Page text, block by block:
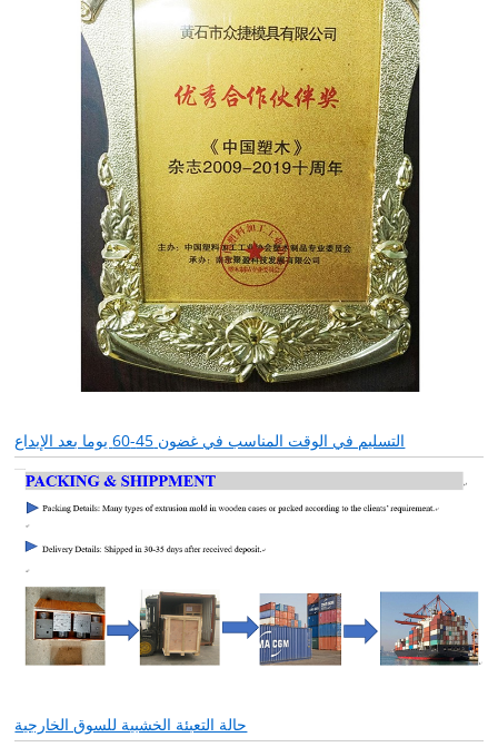
التسليم في الوقت المناسب في غضون 45-60 يوما بعد الإيداع
حالة التعبئة الخشبية للسوق الخارجية